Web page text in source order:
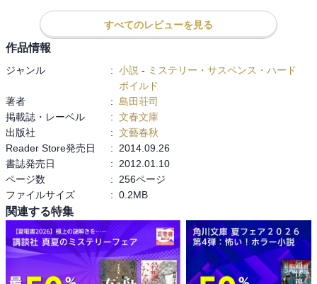
んファンには堪らんのではないでしょうか（笑）。
逆に言えば、御手洗ファンにはちょっと物足りないかもしれませ
編ということを差し引いても島田作品にしては軽いような。でも、
御手洗の推理に、へー！ほー‼と感心しきりな石岡くんは健在なの
で、二人の掛け合いが好きなシリーズファンの方にはもちろん楽し
めるのではないかと(*^^*)
あと、龍臥亭は未読なのですが、里美という女性がとても魅力的で
すね( ^ ^ )石岡くんを手のひらの上で転がすのがまあ上手い（笑）。
●里美上京…龍臥亭事件で知り合った犬坊里美が横浜の大学に編入し
た。突然の再会に驚きながらも、知らず高揚する私に彼女が切り出
したのはーー講演会の依頼⁈
石岡くん、「だってぼくは、講演なんてできないんだもん。向いて
ないんだもん」の巻。
すべてのレビューを見る
作品情報
ジャンル : 小説 - ミステリー・サスペンス・ハード
ボイルド
著者
: 島田荘司
掲載誌・レーベル
: 文春文庫
出版社
: 文藝春秋
Reader Store発売日
:
2014.09.26
書誌発売日
:
2012.01.10
ページ数
:
256ページ
ファイルサイズ
: 0.2MB
関連する特集